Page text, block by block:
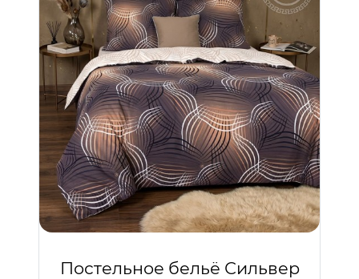
Постельное бельё Сильвер